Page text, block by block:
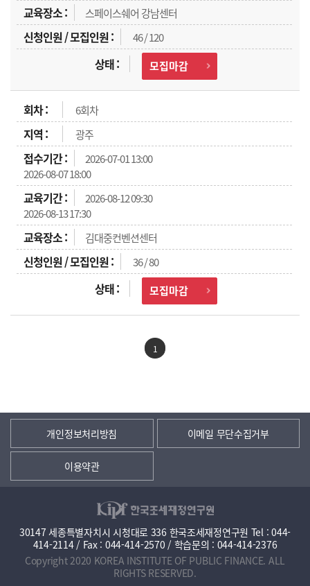
스페이스쉐어 강남센터
46 / 120
모집마감
6회차
광주
2026-07-01 13:00
2026-08-07 18:00
2026-08-12 09:30
2026-08-13 17:30
김대중컨벤션센터
36 / 80
모집마감
1
개인정보처리방침 이메일 무단수집거부
이용약관
30147 세종특별자치시 시청대로 336 한국조세재정연구원 Tel : 044-
414-2114 / Fax : 044-414-2570 / 학습문의 : 044-414-2376
Copyright 2020 KOREA INSTITUTE OF PUBLIC FINANCE. ALL
RIGHTS RESERVED.